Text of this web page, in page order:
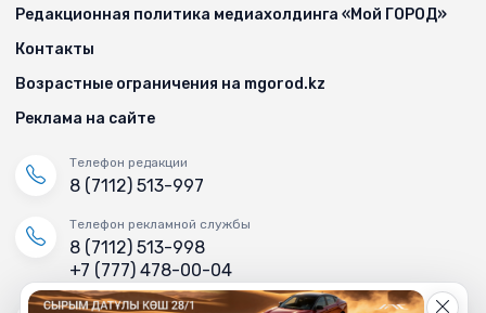
Редакционная политика медиахолдинга «Мой ГОРОД»
Контакты
Возрастные ограничения на mgorod.kz
Реклама на сайте
Телефон редакции
8 (7112) 513-997
Телефон рекламной службы
8 (7112) 513-998
+7 (777) 478-00-04
Электронный адрес «МГ»